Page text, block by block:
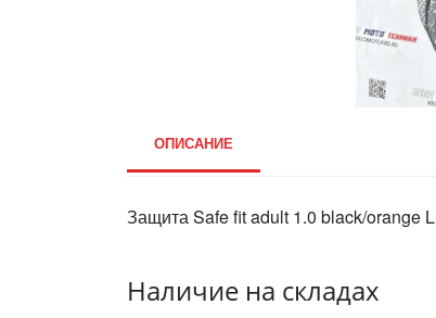
ОПИСАНИЕ
Защита Safe fit adult 1.0 black/orange L
Наличие на складах